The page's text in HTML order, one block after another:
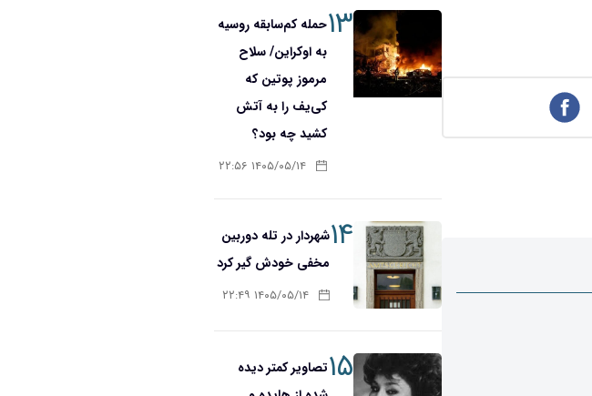
۱۳حمله کم‌سابقه روسیه
به اوکراین/ سلاح
مرموز پوتین که
کی‌یف را به آتش
کشید چه بود؟
۱۴۰۵/۰۵/۱۴ ۲۲:۵۶
۱۴شهردار در تله دوربین
مخفی خودش گیر کرد
۱۴۰۵/۰۵/۱۴ ۲۲:۴۹
۱۵تصاویر کمتر دیده